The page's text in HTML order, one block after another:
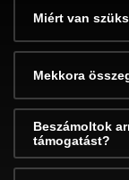
Miért van
Mekkora
Beszámoltok
támogatást?